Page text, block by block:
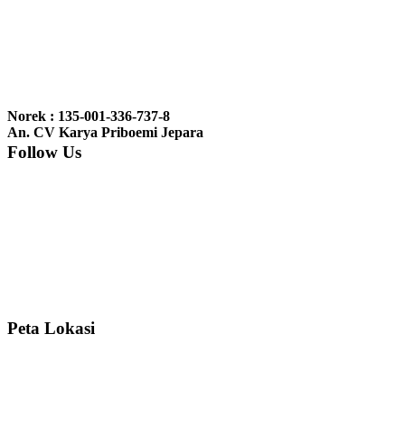
nyesel deh beli geby...
Norek : 135-001-336-737-8
An. CV Karya Priboemi Jepara
Follow Us
Peta Lokasi